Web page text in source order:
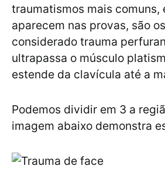
traumatismos mais comuns,
aparecem nas provas, são
considerado trauma
ultrapassa o músculo
estende da clavícula até a
Podemos dividir em 3 a
imagem abaixo demonstra